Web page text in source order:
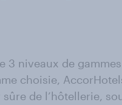
3 niveaux de
choisie,
de l’hôtellerie,